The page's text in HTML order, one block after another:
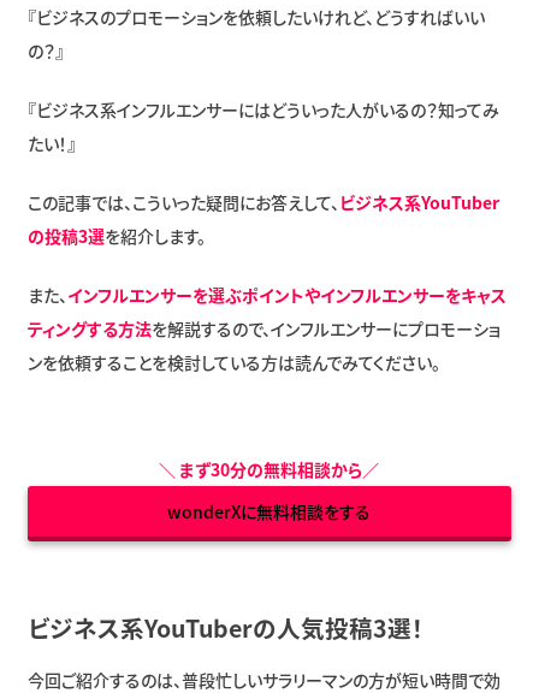
『ビジネスのプロモーションを依頼したいけれど、どうすればいい
の？』
『ビジネス系インフルエンサーにはどういった人がいるの？知ってみ
たい！』
この記事では、こういった疑問にお答えして、 ビジネス系YouTuber
の投稿3選を紹介します。
また、 インフルエンサーを選ぶポイントやインフルエンサーをキャス
ティングする方法を解説するので、インフルエンサーにプロモーショ
ンを依頼することを検討している方は読んでみてください。
＼ まず30分の無料相談から／
wonderXに無料相談をする
ビジネス系YouTuberの人気投稿3選！
今回ご紹介するのは、普段忙しいサラリーマンの方が短い時間で効